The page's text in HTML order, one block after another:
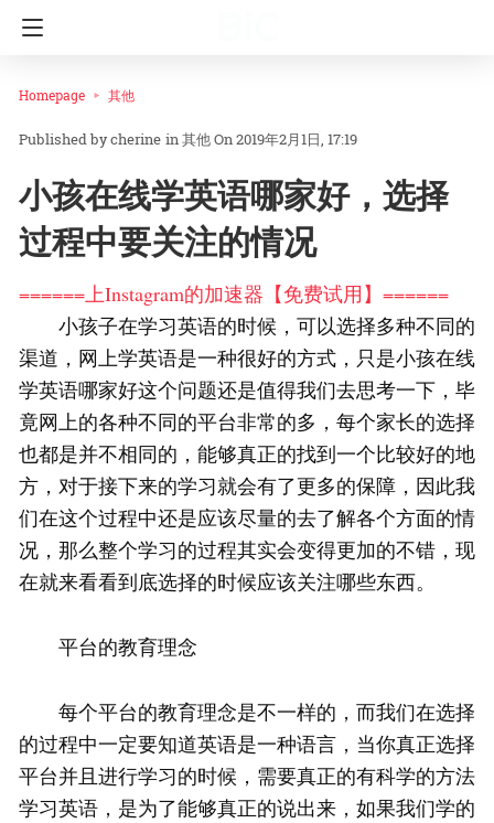
Homepage 其他
cherine in其他On 2019年2月1日, 17:19
小孩在线学英语哪家好，选择
过程中要关注的情况
======上Instagram的加速器【免费试用】======
小孩子在学习英语的时候，可以选择多种不同的
渠道，网上学英语是一种很好的方式，只是小孩在线
学英语哪家好这个问题还是值得我们去思考一下，毕
竟网上的各种不同的平台非常的多，每个家长的选择
也都是并不相同的，能够真正的找到一个比较好的地
方，对于接下来的学习就会有了更多的保障，因此我
们在这个过程中还是应该尽量的去了解各个方面的情
况，那么整个学习的过程其实会变得更加的不错，现
在就来看看到底选择的时候应该关注哪些东西。
平台的教育理念
每个平台的教育理念是不一样的，而我们在选择
的过程中一定要知道英语是一种语言，当你真正选择
平台并且进行学习的时候，需要真正的有科学的方法
学习英语，是为了能够真正的说出来，如果我们学的